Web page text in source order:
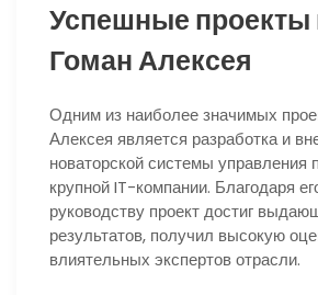
Успешные проекты
Гоман Алексея
Одним из наиболее значимых
Алексея является разработка и
новаторской системы управления
крупной IT-компании. Благодаря
руководству проект достиг
результатов, получил высокую
влиятельных экспертов отрасли.